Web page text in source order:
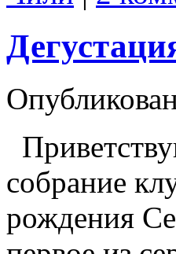
собрание
рождения